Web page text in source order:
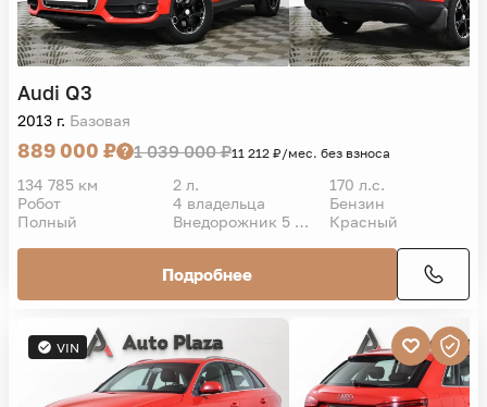
Audi Q3
2013 г. Базовая
889 000 ₽ 1 039 000 ₽11 212 ₽/мес. без взноса
134 785 км 2 л.
170 л.с.
Робот
4 владельца
Бензин
Полный
Внедорожник 5 дв. Красный
Подробнее
VIN